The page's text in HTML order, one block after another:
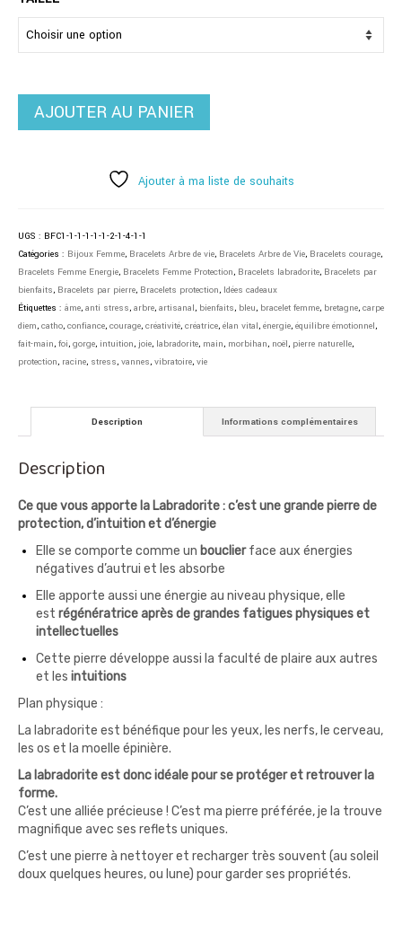
AJOUTER AU PANIER
Ajouter à ma liste de souhaits
UGS : BFC1-1-1-1-1-1-2-1-4-1-1
Catégories : Bijoux Femme, Bracelets Arbre de vie, Bracelets Arbre de Vie, Bracelets courage,
Bracelets Femme Energie, Bracelets Femme Protection, Bracelets labradorite, Bracelets par
bienfaits, Bracelets par pierre, Bracelets protection, Idées cadeaux
Étiquettes : âme, anti stress, arbre, artisanal, bienfaits, bleu, bracelet femme, bretagne, carpe
diem, catho, confiance, courage, créativité, créatrice, élan vital, énergie, équilibre émotionnel,
fait-main, foi, gorge, intuition, joie, labradorite, main, morbihan, noël, pierre naturelle,
protection, racine, stress, vannes, vibratoire, vie
Description Informations complémentaires
Description
Ce que vous apporte la Labradorite : c’est une grande pierre de
protection, d’intuition et d’énergie
Elle se comporte comme un bouclierface aux énergies
négatives d’autrui et les absorbe
Elle apporte aussi une énergie au niveau physique, elle
est régénératrice après de grandes fatigues physiques et
intellectuelles
Cette pierre développe aussi la faculté de plaire aux autres
et les intuitions
Plan physique :
La labradorite est bénéfique pour les yeux, les nerfs, le cerveau,
les os et la moelle épinière.
La labradorite est donc idéale pour se protéger et retrouver la
forme.
C’est une alliée précieuse ! C’est ma pierre préférée, je la trouve
magnifique avec ses reflets uniques.
C’est une pierre à nettoyer et recharger très souvent (au soleil
doux quelques heures, ou lune) pour garder ses propriétés.